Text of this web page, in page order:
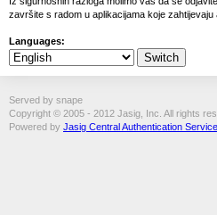
završite s radom u aplikacijama koje zahtijevaju
Languages:
Served by snape
Copyright © 2005 - 2012 Jasig, Inc. All rights
Powered by Jasig Central Authentication